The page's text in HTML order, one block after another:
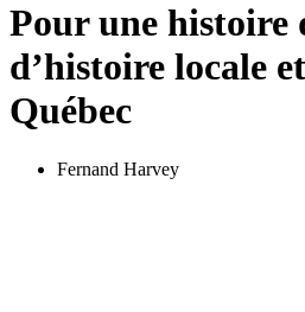
Pour une histoire
d’histoire locale
Québec
Fernand Harvey